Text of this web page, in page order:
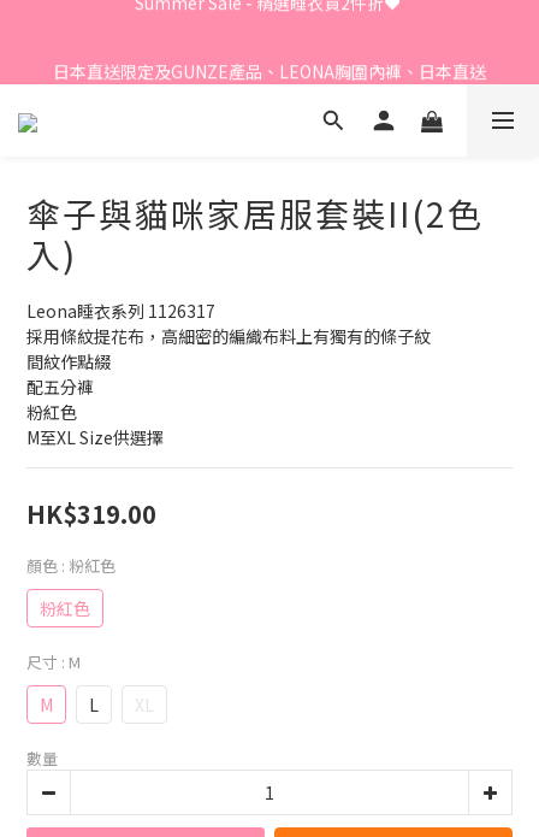
日本直送限定及GUNZE產品、LEONA胸圍內褲、日本直送
LECIEN商品 - 買3件8折
傘子與貓咪家居服套裝II(2色
入)
Leona睡衣系列 1126317
採用條紋提花布，高細密的編織布料上有獨有的條子紋
間紋作點綴
配五分褲
粉紅色
M至XL Size供選擇
HK$319.00
顏色 : 粉紅色
粉紅色
尺寸 : M
M L XL
數量